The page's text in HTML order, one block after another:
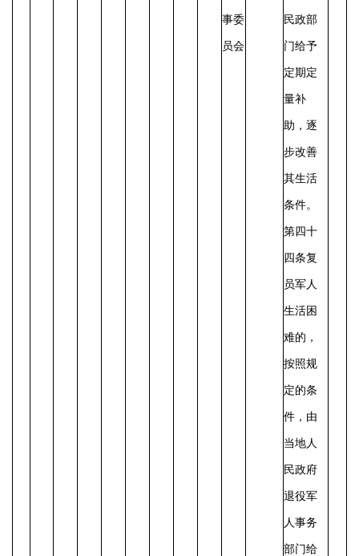
事委
员会
民政部
门给予
定期定
量补
助，逐
步改善
其生活
条件。
第四十
四条复
员军人
生活困
难的，
按照规
定的条
件，由
当地人
民政府
退役军
人事务
部门给